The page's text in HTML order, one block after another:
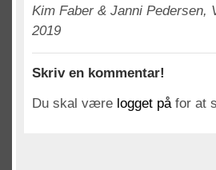
Kim Faber & Janni Pedersen,
2019
Skriv en kommentar!
Du skal være logget påfor at